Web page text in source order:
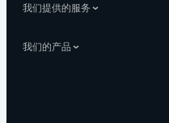
我们提供的服务
我们的产品